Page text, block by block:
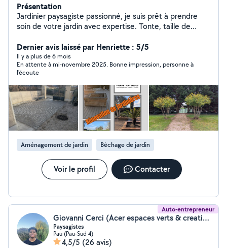
Présentation
Jardinier paysagiste passionné, je suis prêt à prendre
soin de votre jardin avec expertise. Tonte, taille de
encore. Je maîtrise toutes les techniques pour embellir
votre espace vert. Spécialisé dans la création de
massifs, la plantation de végétaux et l'aménagement
paysager, terrasse , muret, bassin... Je vous propose
mes services pour un jardin à votre image. Sérieux,
ponctuel et à l'écoute de vos besoins, je vous garanti un
travail soigné dans le respect de l'environnement.
Contactez-moi pour discuter de vos besoins ou de
votre projet.
Dernier avis laissé par Henriette : 5/5
Il y a plus de 6 mois
En attente à mi-novembre 2025. Bonne impression, personne à
l'écoute
Aménagement de jardin Bêchage de jardin
Voir le profil Contacter
Auto-entrepreneur
Giovanni Cerci (Acer espaces verts & creation)
Paysagistes
Pau (Pau-Sud 4)
4,5/5 (26 avis)